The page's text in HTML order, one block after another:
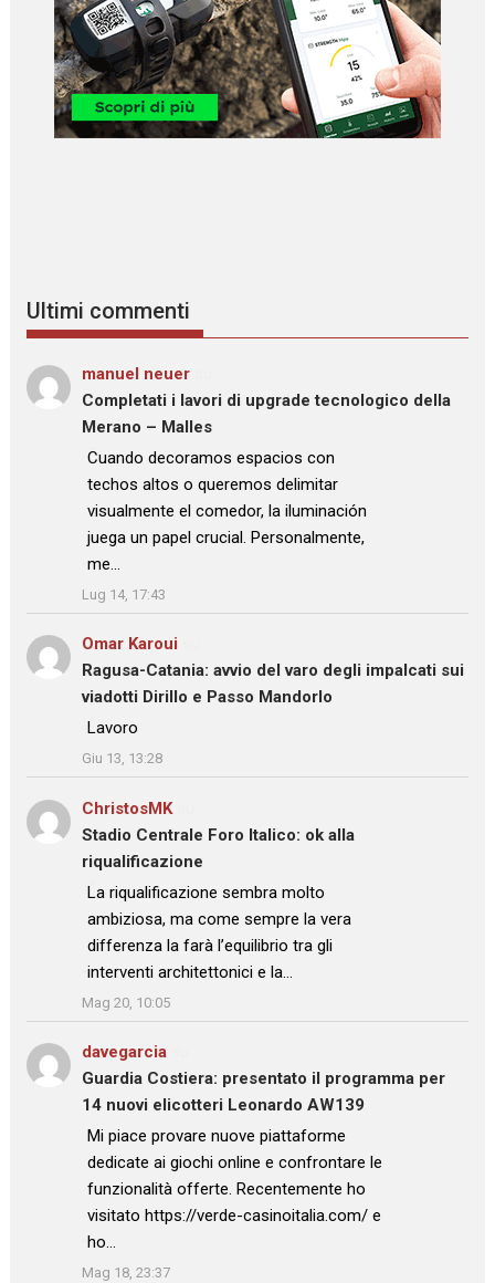
Ultimi commenti
manuel neuer
Completati i lavori di upgrade tecnologico della
Merano – Malles
: “
Cuando decoramos espacios con
techos altos o queremos delimitar
visualmente el comedor, la iluminación
juega un papel crucial. Personalmente,
me…
”
Lug 14, 17:43
Omar Karoui
Ragusa-Catania: avvio del varo degli impalcati sui
viadotti Dirillo e Passo Mandorlo
: “Lavoro
”
Giu 13, 13:28
ChristosMKsu
Stadio Centrale Foro Italico: ok alla
riqualificazione
: “La riqualificazione sembra molto
ambiziosa, ma come sempre la vera
differenza la farà l’equilibrio tra gli
interventi architettonici e la…
”
Mag 20, 10:05
davegarcia
Guardia Costiera: presentato il programma per
14 nuovi elicotteri Leonardo AW139
: “
Mi piace provare nuove piattaforme
dedicate ai giochi online e confrontare le
funzionalità offerte. Recentemente ho
visitato https://verde-casinoitalia.com/ e
ho…
”
Mag 18, 23:37